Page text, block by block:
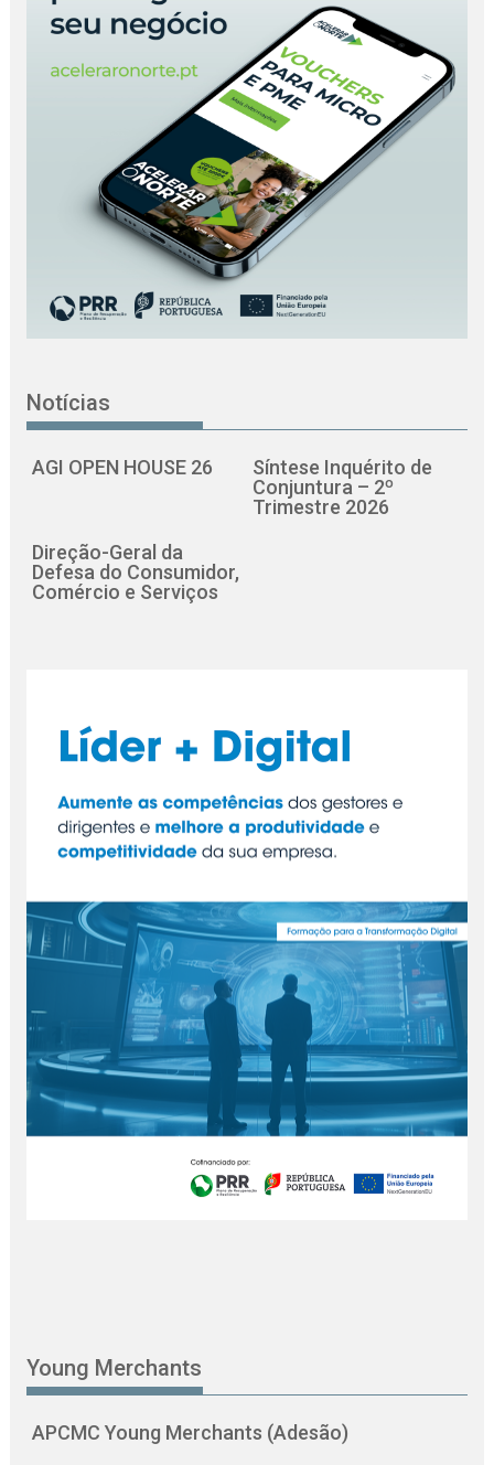
Notícias
AGI OPEN HOUSE 26
Síntese Inquérito de
Conjuntura – 2º
Trimestre 2026
Direção-Geral da
Defesa do Consumidor,
Comércio e Serviços
Young Merchants
APCMC Young Merchants (Adesão)